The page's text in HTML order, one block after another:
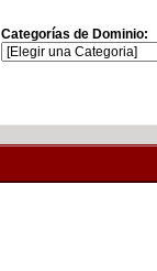
Categorías de Dominio: